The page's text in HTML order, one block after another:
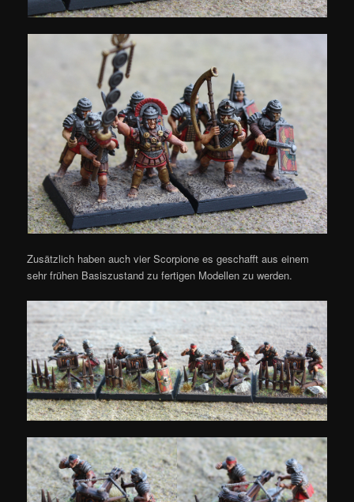
Zusätzlich haben auch vier Scorpione es geschafft aus einem
sehr frühen Basiszustand zu fertigen Modellen zu werden.